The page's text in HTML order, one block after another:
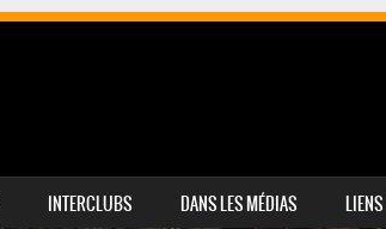
INTERCLUBS DANS LES MÉDIAS LIENS